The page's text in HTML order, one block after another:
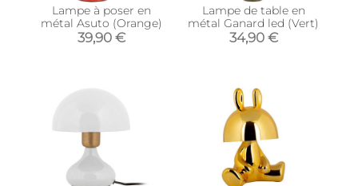
Lampe à poser en
métal Asuto (Orange)
39,90 €
Lampe de table en
métal Ganard led (Vert)
34,90 €